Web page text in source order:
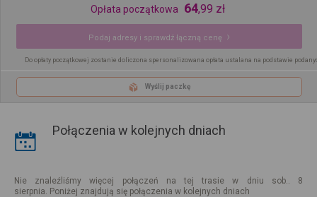
Opłata początkowa 64,99 zł
Podaj adresy i sprawdź łączną cenę
Do opłaty początkowej zostanie doliczona spersonalizowana opłata ustalana na podstawie
Wyślij paczkę
Połączenia w kolejnych dniach
Nie znaleźliśmy więcej połączeń na tej trasie w dniu sob.. 8
sierpnia. Poniżej znajdują się połączenia w kolejnych dniach